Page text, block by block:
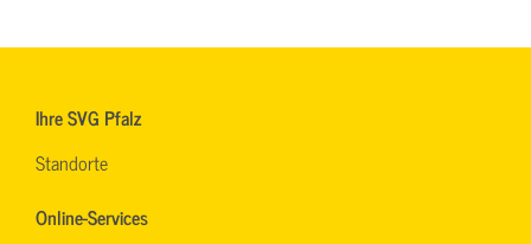
Ihre SVG Pfalz
Standorte
Online-Services